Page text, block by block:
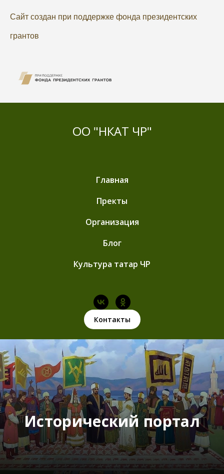
Сайт создан при поддержке фонда президентских
грантов
ОО "НКАТ ЧР"
Главная
Пректы
Организация
Блог
Культура татар ЧР
Контакты
Исторический портал